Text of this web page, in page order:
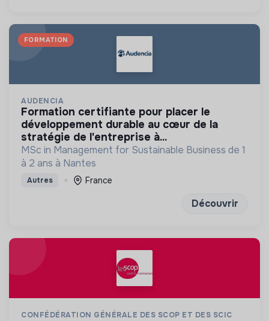
FORMATION
AUDENCIA
formation certifiante pour placer le
développement durable au cœur de la
stratégie de l'entreprise à...
MSc in Management for Sustainable Business de 1
à 2 ans à Nantes
Autres France
Découvrir
CONFÉDÉRATION GÉNÉRALE DES SCOP ET DES SCIC